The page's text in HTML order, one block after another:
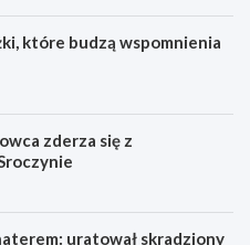
które budzą wspomnienia
zderza się z
uratował skradziony